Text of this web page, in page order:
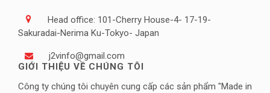
Head office: 101-Cherry House-4- 17-19-
Sakuradai-Nerima Ku-Tokyo- Japan
j2vinfo@gmail.com
GIỚI THIỆU VỀ CHÚNG TÔI
Công ty chúng tôi chuyên cung cấp các sản phẩm "Made in